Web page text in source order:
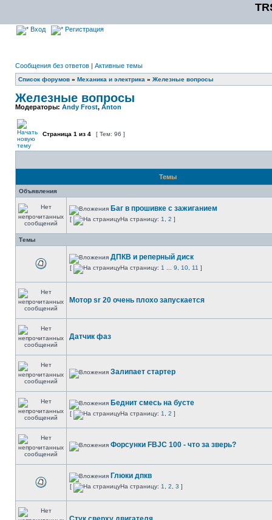
Вход Регистрация
Сообщения без ответов | Активные темы
Список форумов » Механика и электрика » Железные вопросы
Железные вопросы
Модераторы: Andy Frost, Anton
Страница 1 из 4 [ Тем: 96 ]
Темы
Объявления
Баг в прошивке с зажиганием
[ На страницу: 1 2 ]
Темы
ДПКВ и реперный диск
[ На страницу: 1 9 10 11 ]
Мотор sr 20 очень плохо запускается
Датчик фаз
Залипает стартер
Беднит смесь на бусте
[ На страницу: 1 2 ]
Форсунки FBJC 100 - что за зверь?
Глюки дпкв
[ На страницу: 1 2 3 ]